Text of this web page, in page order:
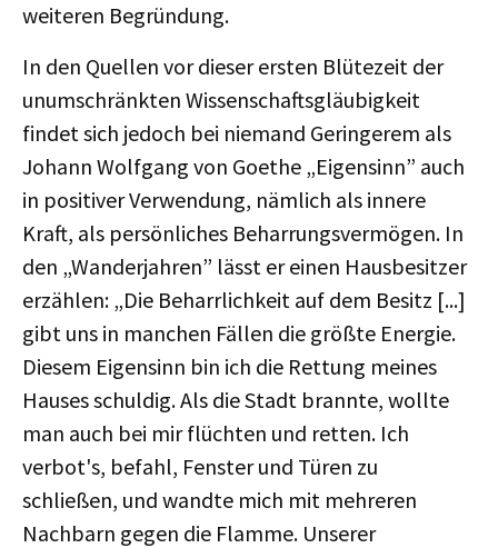
weiteren Begründung.
In den Quellen vor dieser ersten Blütezeit der
unumschränkten Wissenschaftsgläubigkeit
findet sich jedoch bei niemand Geringerem als
Johann Wolfgang von Goethe „Eigensinn” auch
in positiver Verwendung, nämlich als innere
Kraft, als persönliches Beharrungsvermögen. In
den „Wanderjahren” lässt er einen Hausbesitzer
erzählen: „Die Beharrlichkeit auf dem Besitz [...]
gibt uns in manchen Fällen die größte Energie.
Diesem Eigensinn bin ich die Rettung meines
Hauses schuldig. Als die Stadt brannte, wollte
man auch bei mir flüchten und retten. Ich
verbot's, befahl, Fenster und Türen zu
schließen, und wandte mich mit mehreren
Nachbarn gegen die Flamme. Unserer